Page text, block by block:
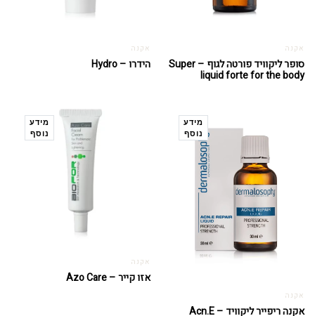
אקנה
סופר ליקוויד פורטה לגוף – Super
liquid forte for the body
אקנה
הידרו – Hydro
מידע
נוסף
אקנה
אקנה ריפייר ליקוויד – Acn.E
מידע
נוסף
אקנה
אזו קייר – Azo Care